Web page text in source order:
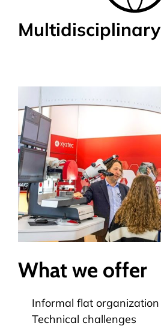
Multidisciplinary
What we offer
Informal flat organization
Technical challenges